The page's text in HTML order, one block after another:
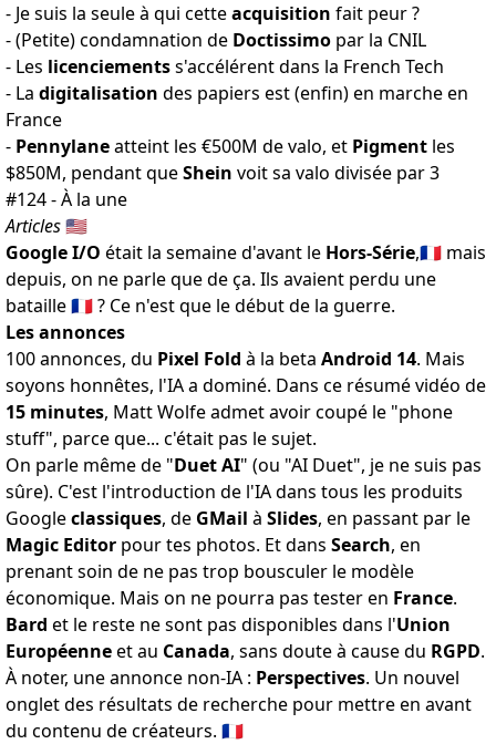
- Je suis la seule à qui cetteacquisition fait peur?
- (Petite) condamnation de Doctissimo par la CNIL
- Les licenciementss'accélérentdans la French Tech
- La digitalisation des papiers est (enfin)en marche en
France
- Pennylaneatteint les €500M de valo, et Pigment les
$850M, pendant queShein voit sa valo divisée par 3
#124 - À la une
Articles🇺🇸
Google I/O était la semaine d'avant le Hors-Série,🇫🇷 mais
depuis, on ne parle que de ça. Ils avaient perdu une
bataille🇫🇷 ? Ce n'est que le début de la guerre.
Les annonces
100 annonces, du Pixel Fold à la beta Android 14. Mais
soyons honnêtes, l'IA a dominé. Dans ce résumé vidéo de
15 minutes, Matt Wolfe admetavoir coupé le "phone
stuff", parce que... c'était pas le sujet.
On parle même de "Duet AI" (ou "AI Duet", je ne suis pas
sûre). C'est l'introduction de l'IA dans tous les produits
Googleclassiques, de GMail à Slides, en passant par le
Magic Editor pour tes photos. Etdans Search, en
prenant soin de ne pas trop bousculer le modèle
économique. Mais on ne pourra pas tester en France.
Bard et le reste ne sont pas disponibles dans l'Union
Européenneet au Canada, sans douteà cause du RGPD.
À noter, une annonce non-IA : Perspectives. Un nouvel
onglet des résultats de recherche pour mettre en avant
du contenu de créateurs. 🇫🇷